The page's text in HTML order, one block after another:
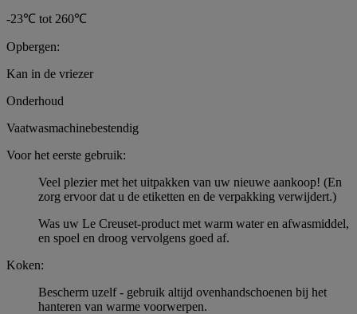
-23℃ tot 260℃
Opbergen:
Kan in de vriezer
Onderhoud
Vaatwasmachinebestendig
Voor het eerste gebruik:
Veel plezier met het uitpakken van uw nieuwe aankoop! (En
zorg ervoor dat u de etiketten en de verpakking verwijdert.)
Was uw Le Creuset-product met warm water en afwasmiddel,
en spoel en droog vervolgens goed af.
Koken:
Bescherm uzelf - gebruik altijd ovenhandschoenen bij het
hanteren van warme voorwerpen.